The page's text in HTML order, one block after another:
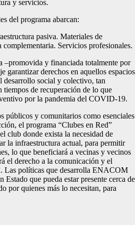
y servicios.
del programa abarcan:
pasiva. Materiales de
Servicios profesionales.
–promovida y financiada totalmente por
garantizar derechos en aquellos espacios
desarrollo social y colectivo, tan
tiempos de recuperación de lo que
por la pandemia del COVID-19.
públicos y comunitarios como esenciales
el programa “Clubes en Red”
club donde exista la necesidad de
la infraestructura actual, para permitir
lo que beneficiará a vecinas y vecinos
el derecho a la comunicación y el
Las políticas que desarrolla ENACOM
Estado que pueda estar presente cerca de
por quienes más lo necesitan, para